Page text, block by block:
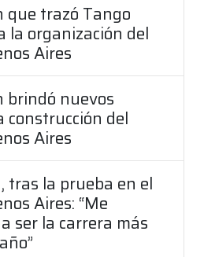
que trazó Tango
la organización del
Aires
brindó nuevos
construcción del
Aires
tras la prueba en el
Aires: “Me
ser la carrera más